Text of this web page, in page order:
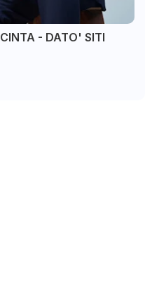
- DATO' SITI